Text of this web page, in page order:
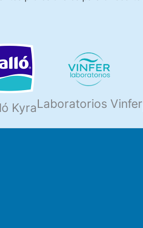
KyraLaboratorios Vinfer